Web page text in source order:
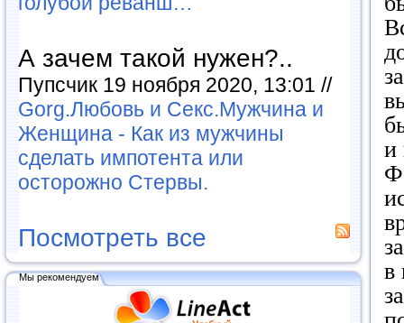
А зачем такой нужен?..
Пупсчик 19 ноября 2020, 13:01 //
Gorg.Любовь и Секс.Мужчина и
Женщина - Как из мужчины
сделать импотента или
осторожно Стервы.
Посмотреть все
Мы рекомендуем
и
в